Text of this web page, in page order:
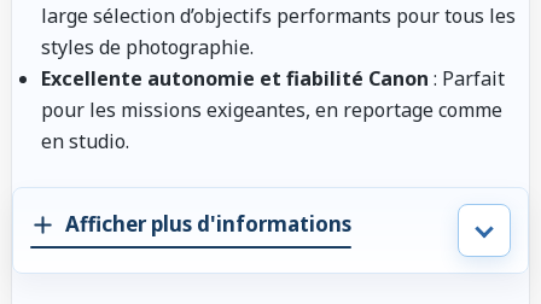
large sélection d’objectifs performants pour tous les
styles de photographie.
Excellente autonomie et fiabilité Canon : Parfait
pour les missions exigeantes, en reportage comme
en studio.
Afficher plus d'informations